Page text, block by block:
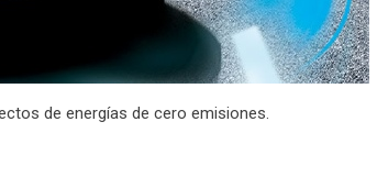
de energías de cero emisiones.